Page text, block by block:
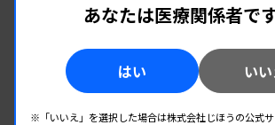
あなたは医療関係者で
はい い
※「いいえ」を選択した場合は株式会社じほうの公式サ